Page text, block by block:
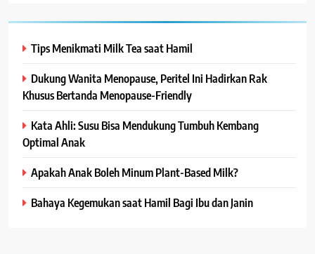
Tips Menikmati Milk Tea saat Hamil
Dukung Wanita Menopause, Peritel Ini Hadirkan Rak
Khusus Bertanda Menopause-Friendly
Kata Ahli: Susu Bisa Mendukung Tumbuh Kembang
Optimal Anak
Apakah Anak Boleh Minum Plant-Based Milk?
Bahaya Kegemukan saat Hamil Bagi Ibu dan Janin